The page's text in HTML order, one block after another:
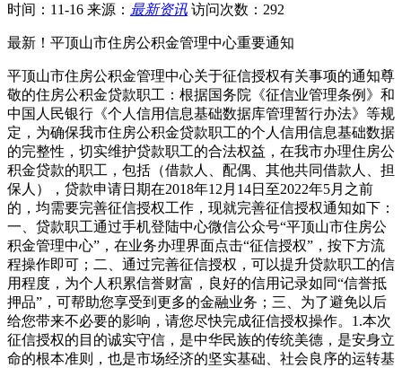
时间：11-16 来源： 最新资讯 访问次数：292
最新！平顶山市住房公积金管理中心重要通知
平顶山市住房公积金管理中心关于征信授权有关事项的通知尊
敬的住房公积金贷款职工：根据国务院《征信业管理条例》和
中国人民银行《个人信用信息基础数据库管理暂行办法》等规
定，为确保我市住房公积金贷款职工的个人信用信息基础数据
的完整性，切实维护贷款职工的合法权益，在我市办理住房公
积金贷款的职工，包括（借款人、配偶、其他共同借款人、担
保人），贷款申请日期在2018年12月14日至2022年5月之前
的，均需要完善征信授权工作，现就完善征信授权通知如下：
一、贷款职工通过手机登陆中心微信公众号“平顶山市住房公
积金管理中心”，在业务办理界面点击“征信授权”，按下方流
程操作即可；二、通过完善征信授权，可以提升贷款职工的信
用程度，为个人积累信誉财富，良好的信用记录如同“信誉抵
押品”，可帮助您享受到更多的金融业务；三、为了避免以后
给您带来不必要的影响，请您尽快完成征信授权操作。1.本次
征信授权的目的诚实守信，是中华民族的传统美德，是安身立
命的根本准则，也是市场经济的坚实基础、社会良序的运转基